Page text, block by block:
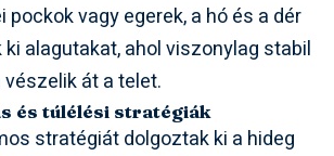
pockok vagy egerek, a hó és a dér
alagutakat, ahol viszonylag stabil
át a telet.
és túlélési stratégiák
stratégiát dolgoztak ki a hideg